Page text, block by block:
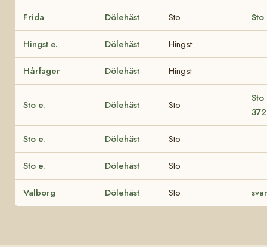
Frida Dölehäst Sto Sto
Hingst e. Dölehäst Hingst
Hårfager Dölehäst Hingst
Sto e. Dölehäst Sto
372
Sto e. Dölehäst Sto
Sto e. Dölehäst Sto
Valborg Dölehäst Sto